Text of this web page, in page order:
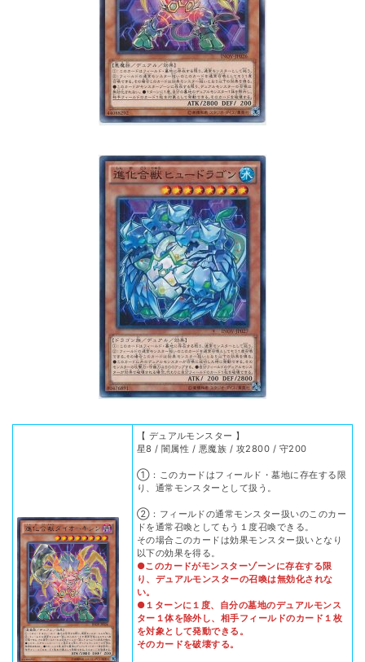
【 デュアルモンスター 】
星8 / 闇属性 / 悪魔族 / 攻2800 / 守200
①：このカードはフィールド・墓地に存在する限
り、通常モンスターとして扱う。
②：フィールドの通常モンスター扱いのこのカー
ドを通常召喚としてもう１度召喚できる。
その場合このカードは効果モンスター扱いとなり
以下の効果を得る。
●このカードがモンスターゾーンに存在する限
り、デュアルモンスターの召喚は無効化されな
い。
●１ターンに１度、自分の墓地のデュアルモンス
ター１体を除外し、相手フィールドのカード１枚
を対象として発動できる。
そのカードを破壊する。